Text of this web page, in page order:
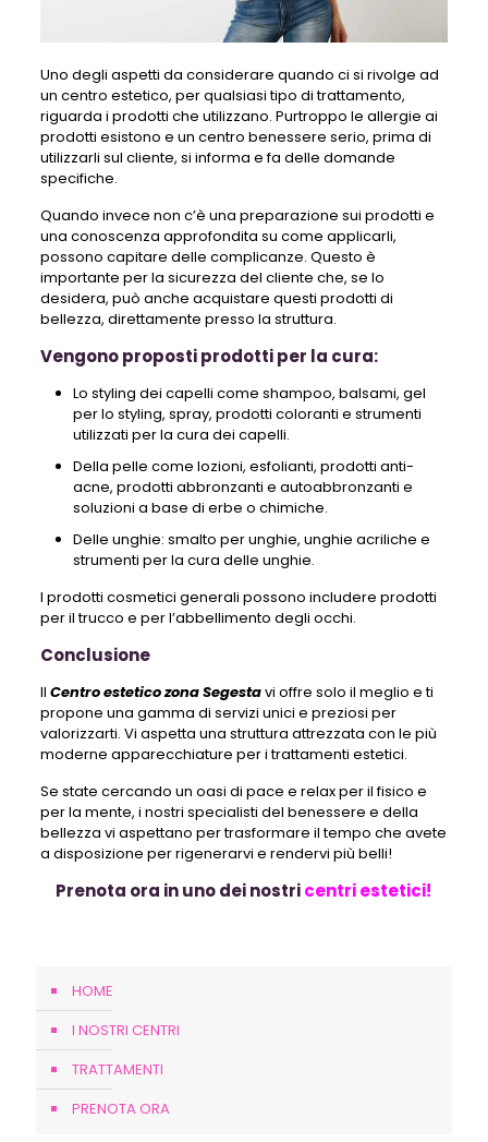
Uno degli aspetti da considerare quando ci si rivolge ad
un centro estetico, per qualsiasi tipo di trattamento,
riguarda i prodotti che utilizzano. Purtroppo le allergie ai
prodotti esistono e un centro benessere serio, prima di
utilizzarli sul cliente, si informa e fa delle domande
specifiche.
Quando invece non c’è una preparazione sui prodotti e
una conoscenza approfondita su come applicarli,
possono capitare delle complicanze. Questo è
importante per la sicurezza del cliente che, se lo
desidera, può anche acquistare questi prodotti di
bellezza, direttamente presso la struttura.
Vengono proposti prodotti per la cura:
Lo styling dei capelli come shampoo, balsami, gel
per lo styling, spray, prodotti coloranti e strumenti
utilizzati per la cura dei capelli.
Della pelle come lozioni, esfolianti, prodotti anti-
acne, prodotti abbronzanti e autoabbronzanti e
soluzioni a base di erbe o chimiche.
Delle unghie: smalto per unghie, unghie acriliche e
strumenti per la cura delle unghie.
I prodotti cosmetici generali possono includere prodotti
per il trucco e per l’abbellimento degli occhi.
Conclusione
Il Centro estetico zona Segestavi offre solo il meglio e ti
propone una gamma di servizi unici e preziosi per
valorizzarti. Vi aspetta una struttura attrezzata con le più
moderne apparecchiature per i trattamenti estetici.
Se state cercando un oasi di pace e relax per il fisico e
per la mente, i nostri specialisti del benessere e della
bellezza vi aspettano per trasformare il tempo che avete
a disposizione per rigenerarvi e rendervi più belli!
Prenota ora in uno dei nostricentri estetici!
HOME
I NOSTRI CENTRI
TRATTAMENTI
PRENOTA ORA